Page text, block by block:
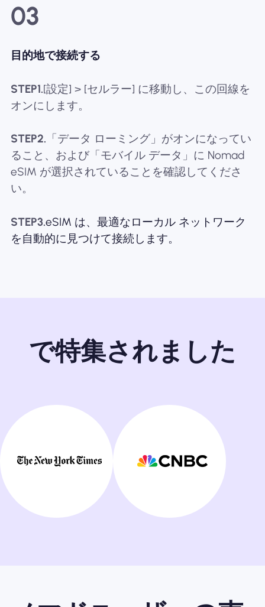
03
目的地で接続する
STEP1.[設定] > [セルラー] に移動し、この回線を
オンにします。
STEP2. 「データ ローミング」がオンになってい
ること、および「モバイル データ」に Nomad
eSIM が選択されていることを確認してくださ
い。
STEP3.eSIM は、最適なローカル ネットワーク
を自動的に見つけて接続します。
で特集されました